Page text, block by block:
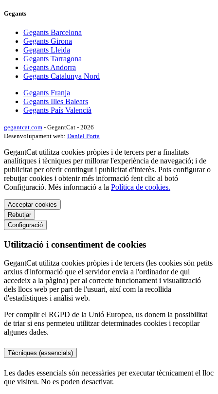
Gegants
Gegants Barcelona
Gegants Girona
Gegants Lleida
Gegants Tarragona
Gegants Andorra
Gegants Catalunya Nord
Gegants Franja
Gegants Illes Balears
Gegants País Valencià
gegantcat.com - GegantCat - 2026
Desenvolupament web: Daniel Porta
GegantCat utilitza cookies pròpies i de tercers per a finalitats
analítiques i tècniques per millorar l'experiència de navegació; i de
publicitat per oferir contingut i publicitat d'interès. Pots configurar o
rebutjar cookies i obtenir més informació fent clic al botó
Configuració. Més informació a la Política de cookies.
Acceptar cookies
Rebutjar
Configuració
Utilització i consentiment de cookies
GegantCat utilitza cookies pròpies i de tercers (les cookies són petits
arxius d'informació que el servidor envia a l'ordinador de qui
accedeix a la pàgina) per al correcte funcionament i visualització
dels llocs web per part de l'usuari, així com la recollida
d'estadístiques i anàlisi web.
Per complir el RGPD de la Unió Europea, us donem la possibilitat
de triar si ens permeteu utilitzar determinades cookies i recopilar
algunes dades.
Tècniques (essencials)
Les dades essencials són necessàries per executar tècnicament el lloc
que visiteu. No es poden desactivar.